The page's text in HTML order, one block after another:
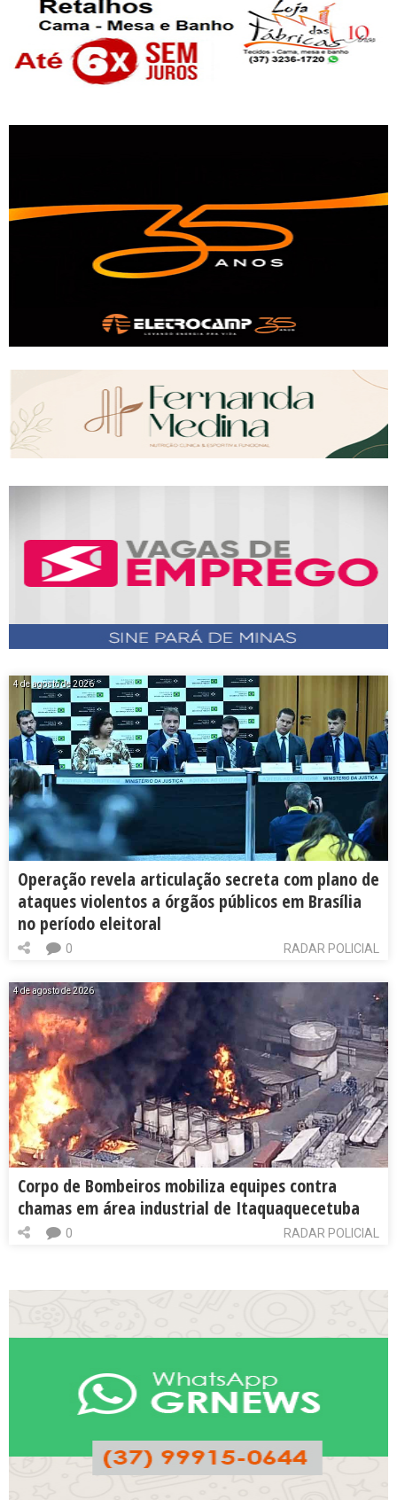
4 de agosto de 2026
Operação revela articulação secreta com plano de
ataques violentos a órgãos públicos em Brasília
no período eleitoral
RADAR POLICIAL
0
4 de agosto de 2026
Corpo de Bombeiros mobiliza equipes contra
chamas em área industrial de Itaquaquecetuba
RADAR POLICIAL
0